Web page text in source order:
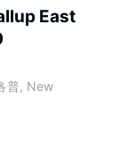
East
普, New